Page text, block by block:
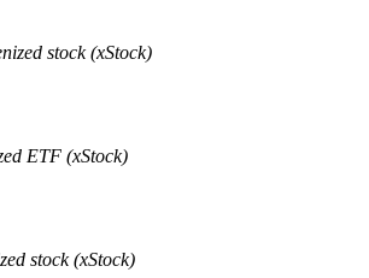
stock (xStock)
ETF (xStock)
stock (xStock)